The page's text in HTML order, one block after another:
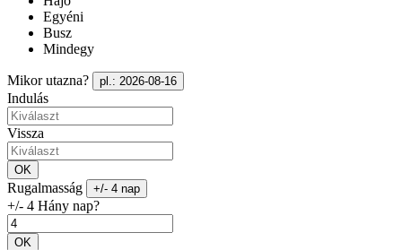
Egyéni
Busz
Mindegy
Mikor utazna? pl.: 2026-08-16
Indulás
Vissza
OK
Rugalmasság +/- 4 nap
+/- 4 Hány nap?
OK